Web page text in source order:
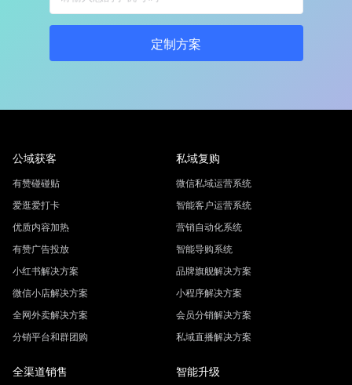
定制方案
公域获客
有赞碰碰贴
爱逛爱打卡
优质内容加热
有赞广告投放
小红书解决方案
微信小店解决方案
全网外卖解决方案
分销平台和群团购
私域复购
微信私域运营系统
智能客户运营系统
营销自动化系统
智能导购系统
品牌旗舰解决方案
小程序解决方案
会员分销解决方案
私域直播解决方案
全渠道销售 智能升级